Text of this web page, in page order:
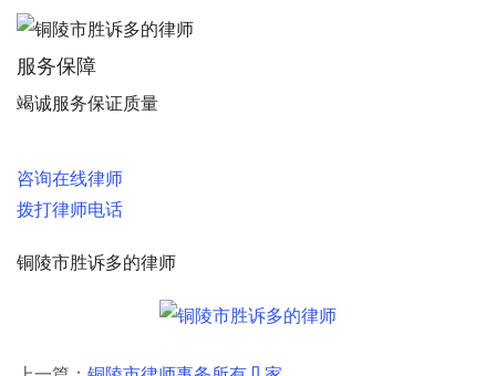
服务保障
竭诚服务保证质量
咨询在线律师
拨打律师电话
铜陵市胜诉多的律师